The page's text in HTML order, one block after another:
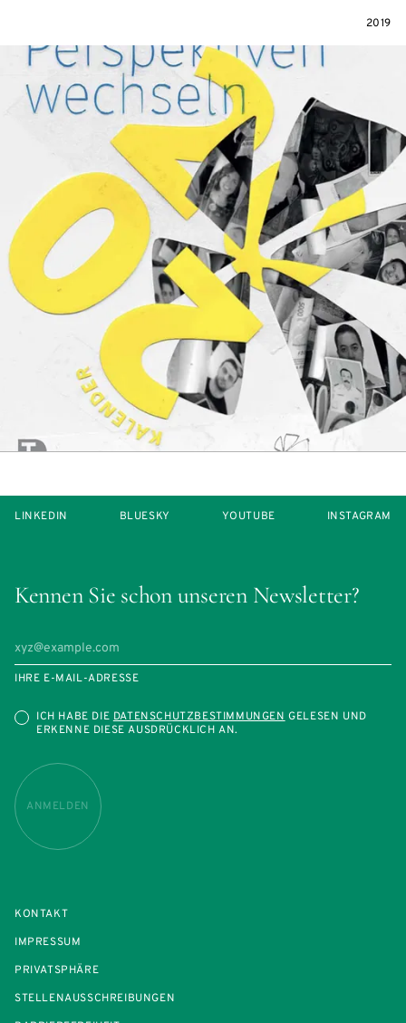
2019
Kennen Sie schon unseren Newsletter?
IHRE E-MAIL-ADRESSE
ICH HABE DIEDATENSCHUTZBESTIMMUNGENGELESEN UND
ERKENNE DIESE AUSDRÜCKLICH AN.
ANMELDEN
LINKEDIN BLUESKY YOUTUBE INSTAGRAM
KONTAKT
IMPRESSUM
PRIVATSPHÄRE
STELLENAUSSCHREIBUNGEN